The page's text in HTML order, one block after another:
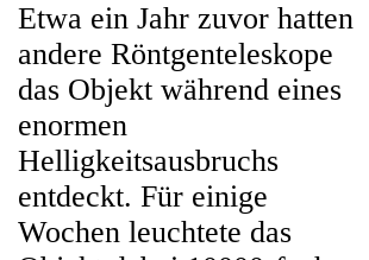
Etwa ein Jahr zuvor hatten
andere Röntgenteleskope
das Objekt während eines
enormen
Helligkeitsausbruchs
entdeckt. Für einige
Wochen leuchtete das